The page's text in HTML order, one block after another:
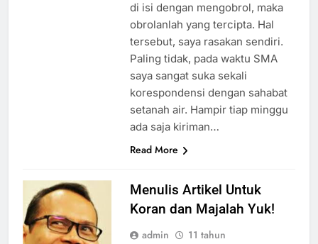
di isi dengan mengobrol, maka
obrolanlah yang tercipta. Hal
tersebut, saya rasakan sendiri.
Paling tidak, pada waktu SMA
saya sangat suka sekali
korespondensi dengan sahabat
setanah air. Hampir tiap minggu
ada saja kiriman…
Read More
Menulis Artikel Untuk
Koran dan Majalah Yuk!
admin
11 tahun